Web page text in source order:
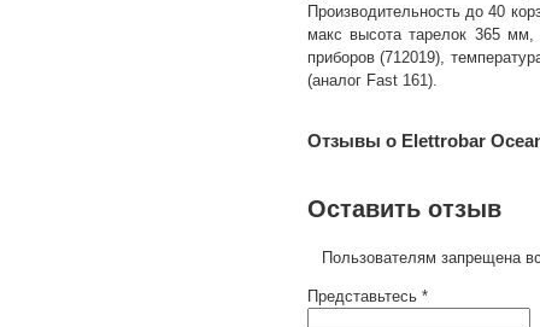
Производительность до 40
макс высота тарелок 365
приборов (712019),
(аналог Fast 161).
Отзывы о Elettrobar
Оставить отзыв
Пользователям запрещена
Представьтесь *